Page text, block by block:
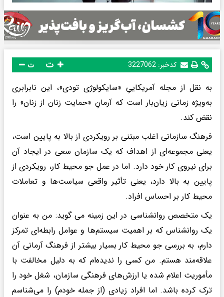
کدخبر: 3227062 ت
به نقل از مجله آمریکاییِ «سایکولوژی تودی»، این نابرابری
به‌ویژه زمانی زیان‌بار است که آرمانِ «حمایت زنان از زنان» را
نقض کند.
فرهنگ سازمانی اغلب مبتنی بر رویکردی از بالا به پایین است،
یعنی مجموعه‌ای از اهداف که یک سازمان سعی در ایجاد آن
برای نیروی کار خود دارد. اما در عمل جو محیط کار، رویکردی از
پایین به بالا دارد، یعنی تأثیر واقعی سیاست‌ها و تعاملات
محیط کار بر احساس افراد.
یک متخصص روانشناسی در این زمینه می گوید: من به عنوان
یک روانشناس که بر اهمیت سیستم‌ها و عوامل رابطه‌ای تمرکز
دارم، به بررسی جو محیط کار بسیار بیشتر از فرهنگ آرمانی آن
علاقه‌مند هستم. من کسی را ندیده‌ام که به دلیل مخالفت با
مأموریت اعلام شده یا ارزش‌های فرهنگی سازمان، شغل خود را
ترک کرده باشد. اما افراد زیادی (از جمله خودم) را می‌شناسم